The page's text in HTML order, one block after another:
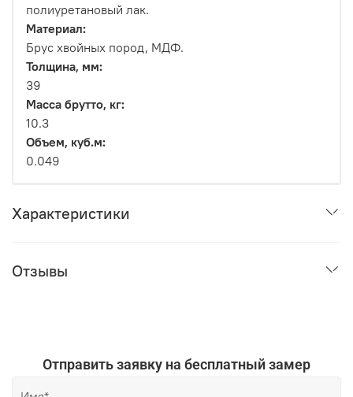
полиуретановый лак.
Материал:
Брус хвойных пород, МДФ.
Толщина, мм:
39
Масса брутто, кг:
10.3
Объем, куб.м:
0.049
Характеристики
Отзывы
Отправить заявку на бесплатный замер